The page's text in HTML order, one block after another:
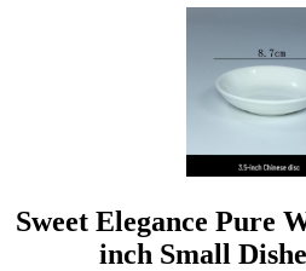
Sweet Elegance Pure
inch Small